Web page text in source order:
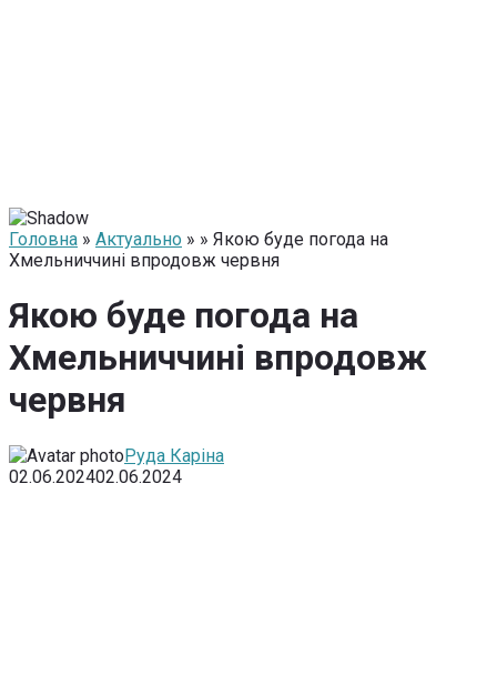
Головна » Актуально » » Якою буде погода на
Хмельниччині впродовж червня
Якою буде погода на
Хмельниччині впродовж
червня
Руда Каріна
02.06.202402.06.2024